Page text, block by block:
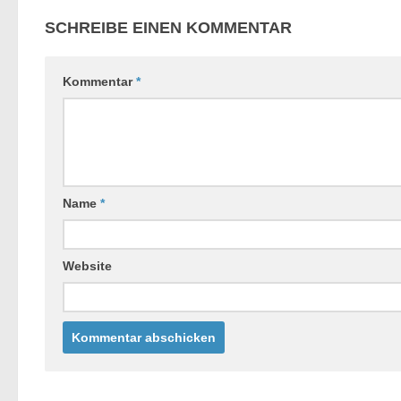
SCHREIBE EINEN KOMMENTAR
Kommentar*
Name *
Website